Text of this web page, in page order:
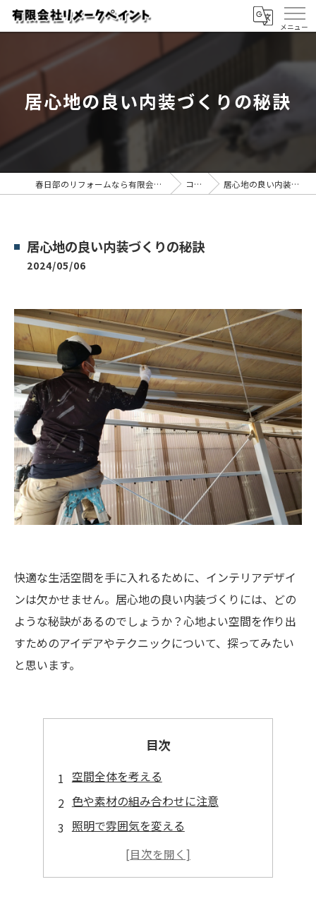
居心地の良い内装づくりの秘訣
春日部のリフォームなら有限会社リメークペイント コラム 居心地の良い内装づくりの秘訣
居心地の良い内装づくりの秘訣
2024/05/06
快適な生活空間を手に入れるために、インテリアデザイ
ンは欠かせません。居心地の良い内装づくりには、どの
ような秘訣があるのでしょうか？心地よい空間を作り出
すためのアイデアやテクニックについて、探ってみたい
と思います。
目次
空間全体を考える
色や素材の組み合わせに注意
照明で雰囲気を変える
家具の配置でスペースを最大限活用
自分好みのアクセントを取り入れる